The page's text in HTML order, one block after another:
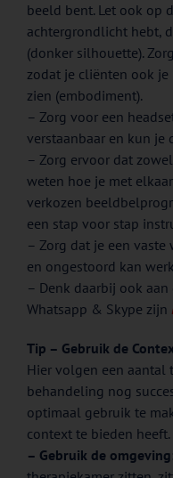
beeld bent. Let ook op
achtergrondlicht hebt,
(donker silhouette).
zodat je cliënten ook
zien (embodiment).
– Zorg voor een
verstaanbaar en kun je
– Zorg ervoor dat
weten hoe je met
verkozen
een stap voor stap
– Zorg dat je een
en ongestoord kan
– Denk daarbij ook aan
Whatsapp & Skype zijn
Tip – Gebruik de
Hier volgen een aantal
behandeling nog
optimaal gebruik te
context te bieden heeft.
– Gebruik de